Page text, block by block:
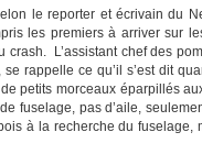
le reporter et écrivain du
les premiers à arriver sur
crash. L’assistant chef des
rappelle ce qu’il s’est dit
petits morceaux éparpillés
fuselage, pas d’aile,
à la recherche du fuselage,